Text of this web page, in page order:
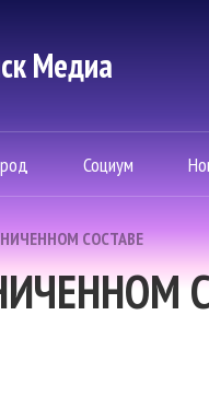
Mедиа
Социум
СОСТАВЕ